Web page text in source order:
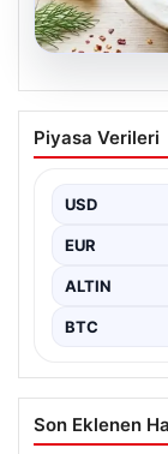
07.08.2026
Hafif,
Fırında
Piyasa Verileri
USD
EUR
ALTIN
BTC
Son Eklenen